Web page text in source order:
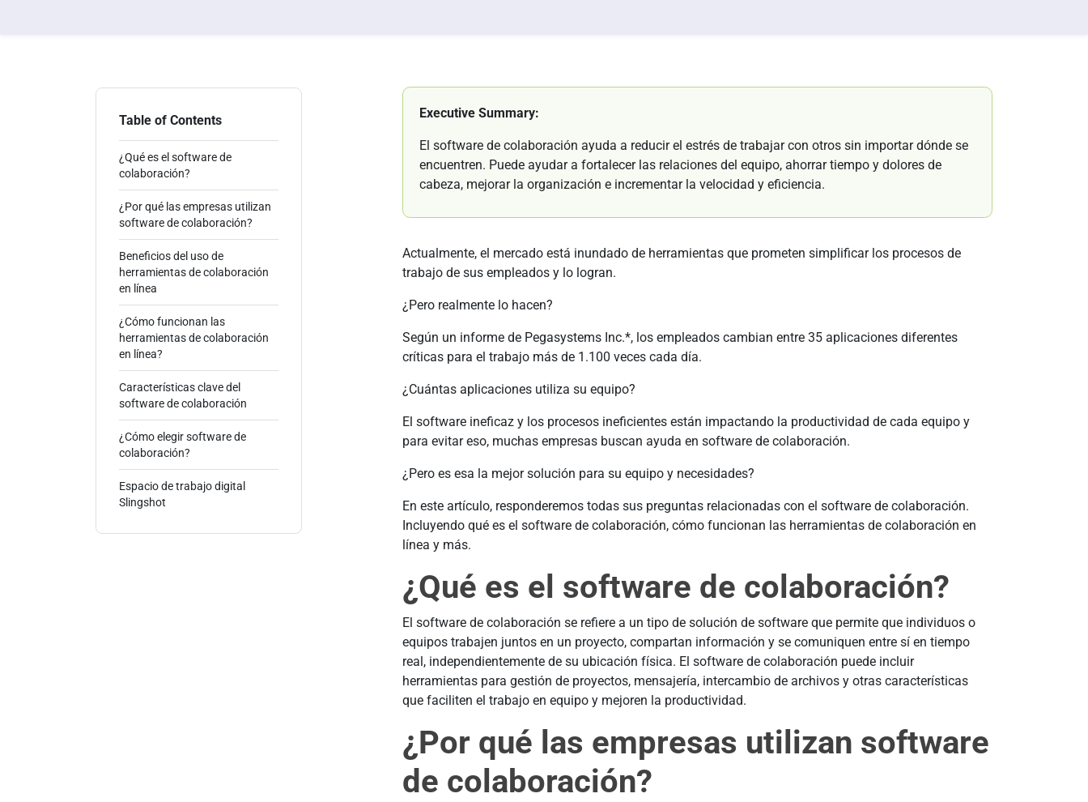
Table of Contents
¿Qué es el software de
colaboración?
¿Por qué las empresas utilizan
software de colaboración?
Beneficios del uso de
herramientas de colaboración
en línea
¿Cómo funcionan las
herramientas de colaboración
en línea?
Características clave del
software de colaboración
¿Cómo elegir software de
colaboración?
Espacio de trabajo digital
Slingshot
Executive Summary:
El software de colaboración ayuda a reducir el estrés de trabajar con otros sin importar dónde se
encuentren. Puede ayudar a fortalecer las relaciones del equipo, ahorrar tiempo y dolores de
cabeza, mejorar la organización e incrementar la velocidad y eficiencia.
Actualmente, el mercado está inundado de herramientas que prometen simplificar los procesos de
trabajo de sus empleados y lo logran.
¿Pero realmente lo hacen?
Según un informe de Pegasystems Inc.*, los empleados cambian entre 35 aplicaciones diferentes
críticas para el trabajo más de 1.100 veces cada día.
¿Cuántas aplicaciones utiliza su equipo?
El software ineficaz y los procesos ineficientes están impactando la productividad de cada equipo y
para evitar eso, muchas empresas buscan ayuda en software de colaboración.
¿Pero es esa la mejor solución para su equipo y necesidades?
En este artículo, responderemos todas sus preguntas relacionadas con el software de colaboración.
Incluyendo qué es el software de colaboración, cómo funcionan las herramientas de colaboración en
línea y más.
¿Qué es el software de colaboración?
El software de colaboración se refiere a un tipo de solución de software que permite que individuos o
equipos trabajen juntos en un proyecto, compartan información y se comuniquen entre sí en tiempo
real, independientemente de su ubicación física. El software de colaboración puede incluir
herramientas para gestión de proyectos, mensajería, intercambio de archivos y otras características
que faciliten el trabajo en equipo y mejoren la productividad.
¿Por qué las empresas utilizan software
de colaboración?